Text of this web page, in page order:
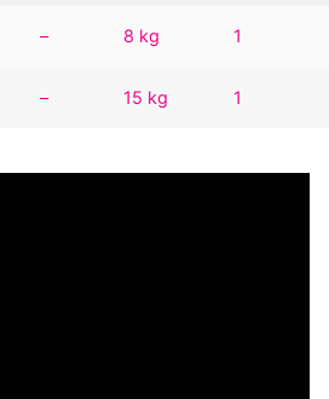
– 8 kg 1
– 15 kg 1